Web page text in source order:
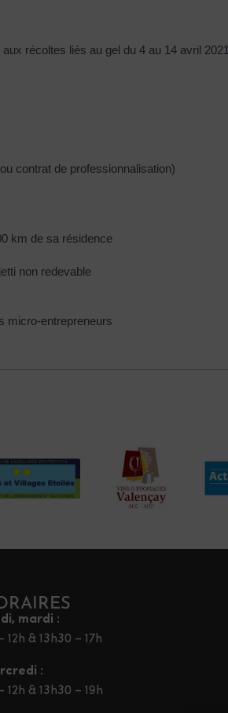
récoltes liés au gel du 4 au 14 avril 2021
contrat de professionnalisation)
km de sa résidence
non redevable
micro-entrepreneurs
mardi :
12h & 13h30 – 17h
:
12h & 13h30 – 19h